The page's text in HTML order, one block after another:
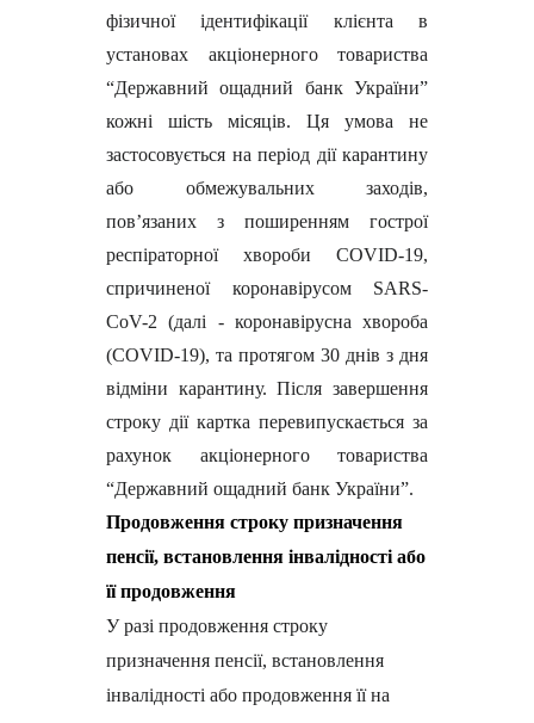
фізичної ідентифікації клієнта в
установах акціонерного товариства
“Державний ощадний банк України”
кожні шість місяців. Ця умова не
застосовується на період дії карантину
або обмежувальних заходів,
пов’язаних з поширенням гострої
респіраторної хвороби COVID-19,
спричиненої коронавірусом SARS-
CoV-2 (далі - коронавірусна хвороба
(COVID-19), та протягом 30 днів з дня
відміни карантину. Після завершення
строку дії картка перевипускається за
рахунок акціонерного товариства
“Державний ощадний банк України”.
Продовження строку призначення
пенсії, встановлення інвалідності або
її продовження
У разі продовження строку
призначення пенсії, встановлення
інвалідності або продовження її на